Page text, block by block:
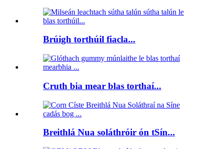
Brúigh torthúil fiacla...
Cruth bia mear blas torthaí...
Breithlá Nua soláthróir ón tSín...